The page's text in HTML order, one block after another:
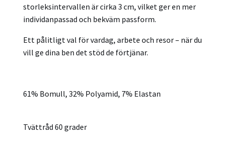
storleksintervallen är cirka 3 cm, vilket ger en mer
individanpassad och bekväm passform.
Ett pålitligt val för vardag, arbete och resor – när du
vill ge dina ben det stöd de förtjänar.
61% Bomull, 32% Polyamid, 7% Elastan
Tvättråd 60 grader